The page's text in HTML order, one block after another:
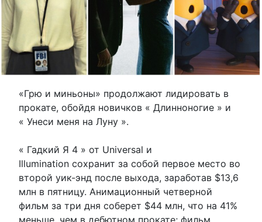
«Грю и миньоны» продолжают лидировать в
прокате, обойдя новичков « Длинноногие » и
« Унеси меня на Луну ».
« Гадкий Я 4 » от Universal и
Illumination сохранит за собой первое место во
второй уик-энд после выхода, заработав $13,6
млн в пятницу. Анимационный четверной
фильм за три дня соберет $44 млн, что на 41%
меньше, чем в дебютном прокате; фильм